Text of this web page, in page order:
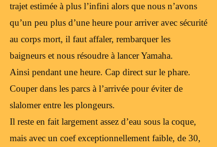
trajet estimée à plus l’infini alors que nous n’avons
qu’un peu plus d’une heure pour arriver avec sécurité
au corps mort, il faut affaler, rembarquer les
baigneurs et nous résoudre à lancer Yamaha.
Ainsi pendant une heure. Cap direct sur le phare.
Couper dans les parcs à l’arrivée pour éviter de
slalomer entre les plongeurs.
Il reste en fait largement assez d’eau sous la coque,
mais avec un coef exceptionnellement faible, de 30,